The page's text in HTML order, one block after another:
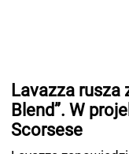
Lavazza rusza
Blend”. W
Scorsese